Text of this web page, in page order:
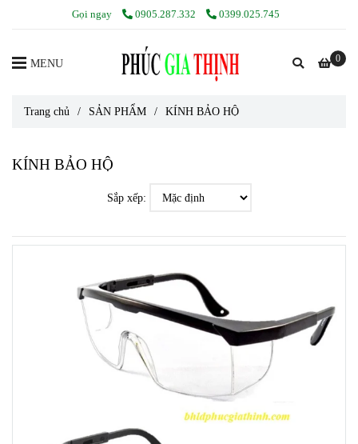
Gọi ngay 0905.287.332 0399.025.745
0
MENU
Trang chủ / SẢN PHẨM / KÍNH BẢO HỘ
KÍNH BẢO HỘ
Sắp xếp: